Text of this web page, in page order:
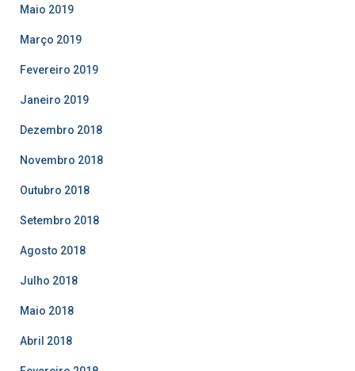
Maio 2019
Março 2019
Fevereiro 2019
Janeiro 2019
Dezembro 2018
Novembro 2018
Outubro 2018
Setembro 2018
Agosto 2018
Julho 2018
Maio 2018
Abril 2018